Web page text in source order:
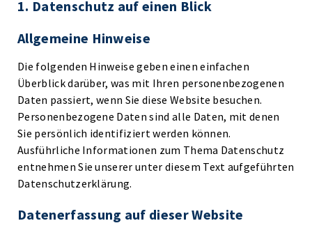
1. Datenschutz auf einen Blick
Allgemeine Hinweise
Die folgenden Hinweise geben einen einfachen
Überblick darüber, was mit Ihren personenbezogenen
Daten passiert, wenn Sie diese Website besuchen.
Personenbezogene Daten sind alle Daten, mit denen
Sie persönlich identifiziert werden können.
Ausführliche Informationen zum Thema Datenschutz
entnehmen Sie unserer unter diesem Text aufgeführten
Datenschutzerklärung.
Datenerfassung auf dieser Website